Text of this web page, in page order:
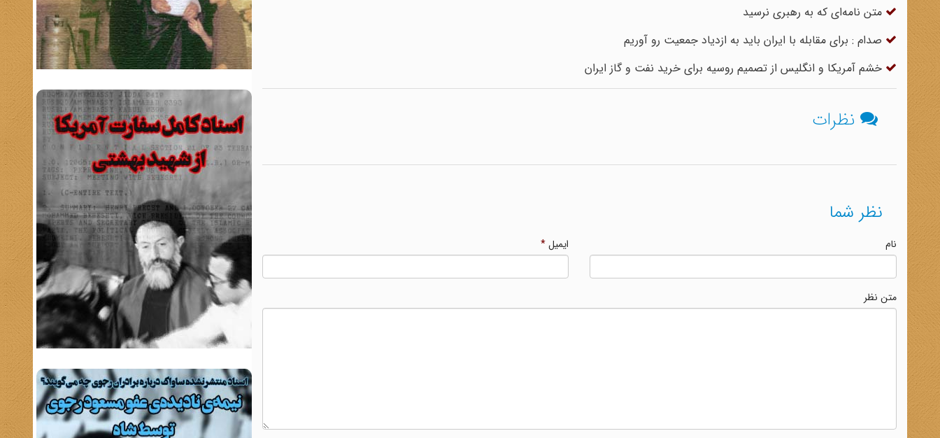
متن نامه‌ای که به رهبری نرسید
صدام : برای مقابله با ایران باید به ازدیاد جمعیت رو آوریم
خشم آمریکا و انگلیس از تصمیم روسیه برای خرید نفت و گاز ایران
نظرات
نظر شما
نام ایمیل*
متن نظر